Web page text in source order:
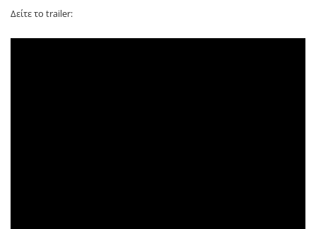
Δείτε το trailer: